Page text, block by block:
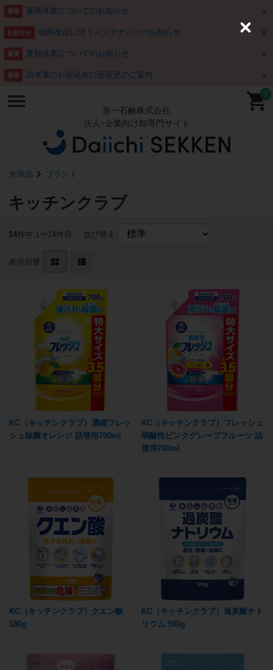
重要 夏期休業についてのお知らせ
お知らせ 価格改定に伴うメンテナンスのお知らせ
重要 夏期休業についてのお知らせ
重要 請求書のお振込先口座変更のご案内
第一石鹸株式会社
法人･企業向け卸専門サイト
0
全商品 ブランド
キッチンクラブ
14件中 1〜14件目 並び替え
表示切替
KC（キッチンクラブ）濃縮フレッ
シュ除菌オレンジ 詰替用700ml
KC（キッチンクラブ）フレッシュ
弱酸性ピンクグレープフルーツ 詰
替用700ml
KC（キッチンクラブ）クエン酸
180g
KC（キッチンクラブ）過炭酸ナト
リウム 500g
C